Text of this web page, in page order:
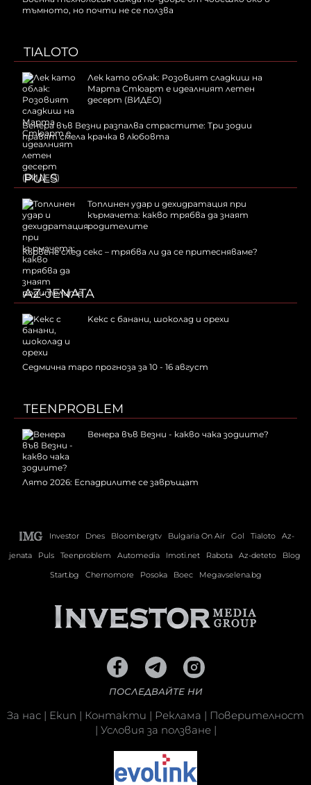
тъмното, но почти не се ползва
TIALOTO
Лек като облак: Розовият сладкиш на
Марта Стюарт е идеалният летен
десерт (ВИДЕО)
Венера във Везни разпалва страстите: Три зодии
правят смела крачка в любовта
PULS
Топлинен удар и дехидратация при
кърмачета: какво трябва да знаят
родителите
Кървене след секс – трябва ли да се притесняваме?
AZ-JENATA
Kекс с банани, шоколад и орехи
Седмична таро прогноза за 10 - 16 август
TEENPROBLEM
Венера във Везни - какво чака зодиите?
Лято 2026: Еспадрилите се завръщат
Investor Dnes Bloombergtv Bulgaria On Air Gol Tialoto
Az-
jenata
Puls Teenproblem Automedia Imoti.net Rabota Az-deteto
Blog
Start.bg
Chernomore Posoka Boec Megavselena.bg
ПОСЛЕДВАЙТЕ НИ
За нас | Екип | Контакти | Реклама | Поверителност
| Условия за ползване|